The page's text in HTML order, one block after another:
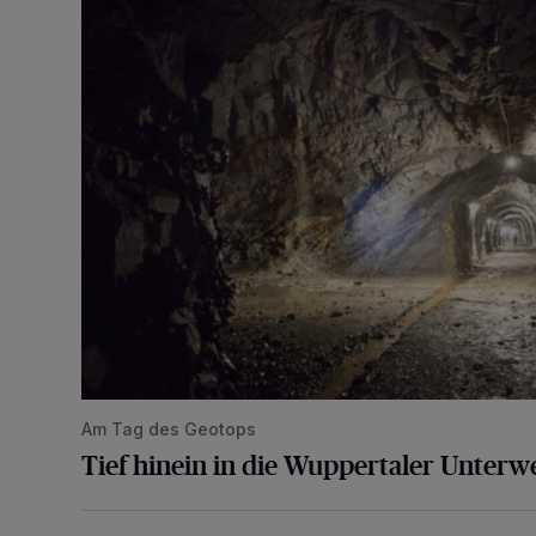
Am Tag des Geotops
Tief hinein in die Wuppertaler